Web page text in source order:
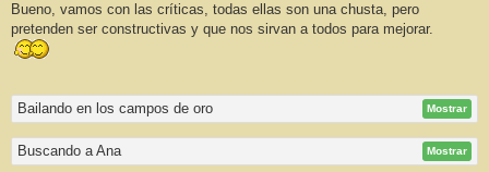
Bueno, vamos con las críticas, todas ellas son una chusta, pero
pretenden ser constructivas y que nos sirvan a todos para mejorar.
Bailando en los campos de oro Mostrar
Buscando a Ana Mostrar